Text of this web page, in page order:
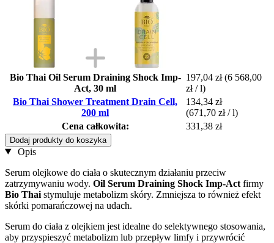
Bio Thai Oil Serum Draining Shock Imp-
Act, 30 ml
197,04 zł (6 568,00
zł / l)
Bio Thai Shower Treatment Drain Cell,
200 ml
134,34 zł
(671,70 zł / l)
Cena całkowita:
331,38 zł
Dodaj produkty do koszyka
Opis
Serum olejkowe do ciała o skutecznym działaniu przeciw
zatrzymywaniu wody. Oil Serum Draining Shock Imp-Act firmy
Bio Thai stymuluje metabolizm skóry. Zmniejsza to również efekt
skórki pomarańczowej na udach.
Serum do ciała z olejkiem jest idealne do selektywnego stosowania,
aby przyspieszyć metabolizm lub przepływ limfy i przywrócić